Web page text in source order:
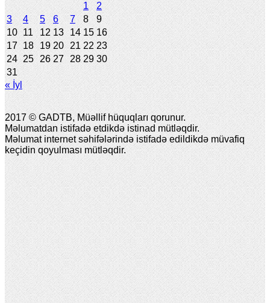
1
2
3
4 5 6 7 8
9
10 11 12 13 14 15 16
17 18 19 20 21 22 23
24 25 26 27 28 29 30
31
« İyl
2017 © GADTB, Müəllif hüquqları qorunur.
Məlumatdan istifadə etdikdə istinad mütləqdir.
Məlumat internet səhifələrində istifadə edildikdə müvafiq
keçidin qoyulması mütləqdir.